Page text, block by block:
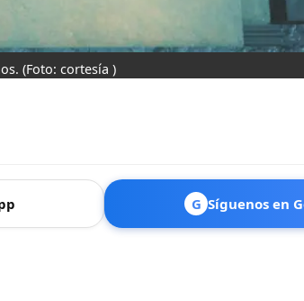
(Foto: cortesía )
G Síguenos en